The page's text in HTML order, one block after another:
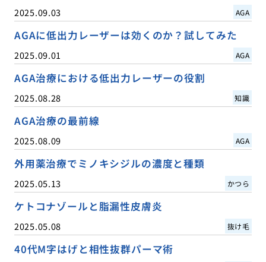
2025.09.03 AGA
AGAに低出力レーザーは効くのか？試してみた
2025.09.01 AGA
AGA治療における低出力レーザーの役割
2025.08.28 知識
AGA治療の最前線
2025.08.09 AGA
外用薬治療でミノキシジルの濃度と種類
2025.05.13 かつら
ケトコナゾールと脂漏性皮膚炎
2025.05.08 抜け毛
40代M字はげと相性抜群パーマ術